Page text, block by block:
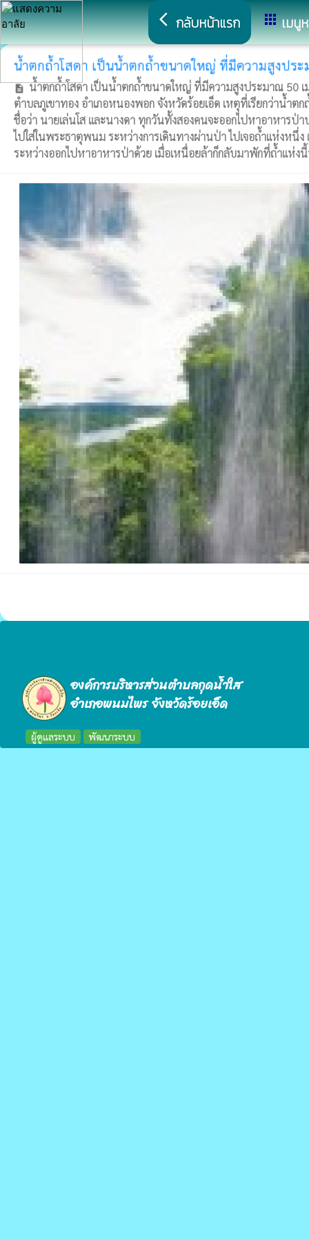
arrow_back_ios กลับหน้าแรก appsเมนู
น้ำตกถ้ำโสดา เป็นน้ำตกถ้ำขนาดใหญ่ ที่มีความสูงปร
description น้ำตกถ้ำโสดา เป็นน้ำตกถ้ำขนาดใหญ่ ที่มีความสูงประมาณ 50
ตำบลภูเขาทอง อำเภอหนองพอก จังหวัดร้อยเอ็ด เหตุที่เรียกว่าน้ำต
ชื่อว่า นายเล่นโส และนางดา ทุกวันทั้งสองคนจะออกไปหาอาหารป่า
ไปใส่ในพระธาตุพนม ระหว่างการเดินทางผ่านป่า ไปเจอถ้ำแห่งหนึ่
ระหว่างออกไปหาอาหารป่าด้วย เมื่อเหนื่อยล้าก็กลับมาพักที่ถ้ำแห่ง
องค์การบริหารส่วนตำบลกุดน้ำใส
อำเภอพนมไพร จังหวัดร้อยเอ็ด
ผู้ดูแลระบบ พัฒนาระบบ